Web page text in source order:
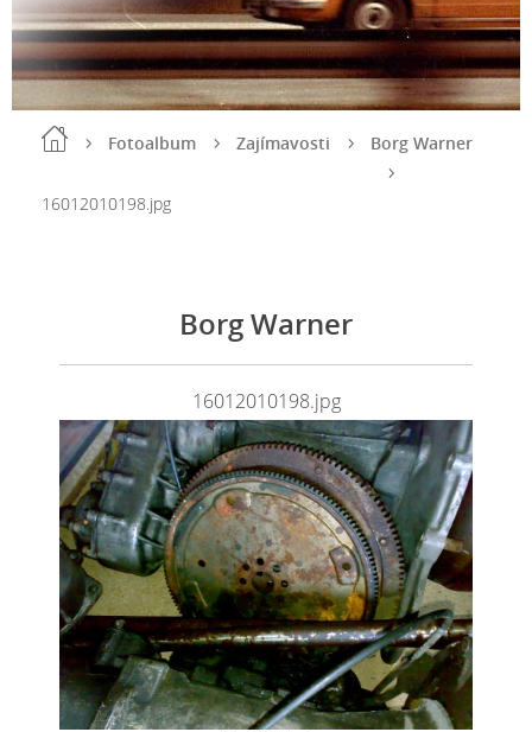
Fotoalbum Zajímavosti Borg Warner
16012010198.jpg
Borg Warner
16012010198.jpg